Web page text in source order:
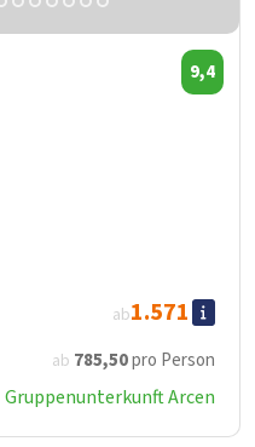
9,4
ab 785,50pro Person
ab1.571
Gruppenunterkunft Arcen